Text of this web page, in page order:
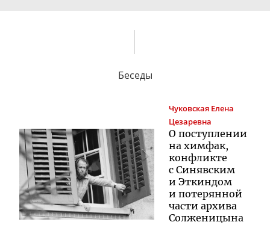
Беседы
Чуковская Елена
Цезаревна
О поступлении
на химфак,
конфликте
с Синявским
и Эткиндом
и потерянной
части архива
Солженицына